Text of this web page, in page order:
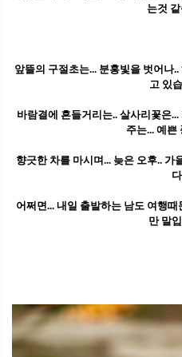
는것
앞뜰의 구절초는... 분홍빛을 벗어나
고 있
바람결에 흔들거리는.. 살사리꽃은
주는... 예쁜
향긋한 차를 마시며... 늦은 오후.. 가
어쩌면... 내일 출발하는 남도 여행
만 말